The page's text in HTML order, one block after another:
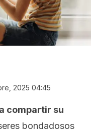
2025 04:45
compartir su
bondadosos